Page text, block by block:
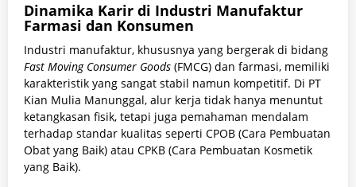
Dinamika Karir di Industri Manufaktur
Farmasi dan Konsumen
Industri manufaktur, khususnya yang bergerak di bidang
Fast Moving Consumer Goods (FMCG) dan farmasi, memiliki
karakteristik yang sangat stabil namun kompetitif. Di PT
Kian Mulia Manunggal, alur kerja tidak hanya menuntut
ketangkasan fisik, tetapi juga pemahaman mendalam
terhadap standar kualitas seperti CPOB (Cara Pembuatan
Obat yang Baik) atau CPKB (Cara Pembuatan Kosmetik
yang Baik).